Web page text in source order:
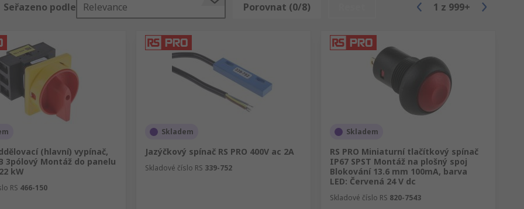
Seřazeno podle Relevance Porovnat (0/8) 1 z 999+
(hlavní) vypínač,
3pólový Montáž do panelu
kW
RS 466-150
Skladem
Jazýčkový spínač RS PRO 400V ac 2A
Skladové číslo RS 339-752
Skladem
RS PRO Miniaturní tlačítkový spínač
IP67 SPST Montáž na plošný spoj
Blokování 13.6 mm 100mA, barva
LED: Červená 24 V dc
Skladové číslo RS 820-7543